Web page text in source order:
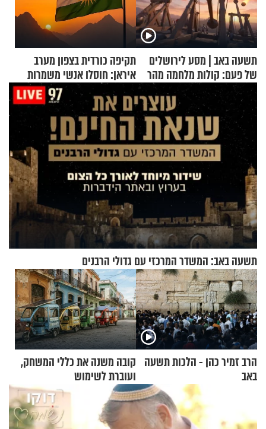
תשעה באב | מסע לירושלים
של פעם: קולות מלחמה מהר
הזיתים
תקיפה כורדית בצפון מערב
איראן: חוסלו אנשי משמרות
המהפכה
תשעה באב: המשדר המרכזי עם גדולי הרבנים
הרב זמיר כהן - הלכות תשעה
באב
קובה משנה את כללי המשחק,
ועוברת לשימוש
בתלת־אופנועים סולאריים